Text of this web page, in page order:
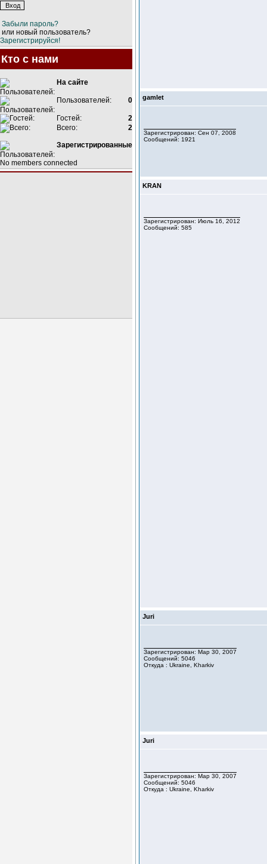
Забыли пароль?
или новый пользователь?
Зарегистрируйся!
Кто с нами
На сайте
Пользователей: 0
Гостей:
2
Всего:
2
Зарегистрированные
No members connected
gamlet
Зарегистрирован: Сен 07, 2008
Сообщений: 1921
KRAN
Зарегистрирован: Июль 16, 2012
Сообщений: 585
Juri
Зарегистрирован: Мар 30, 2007
Сообщений: 5046
Откуда : Ukraine, Kharkiv
Juri
Зарегистрирован: Мар 30, 2007
Сообщений: 5046
Откуда : Ukraine, Kharkiv